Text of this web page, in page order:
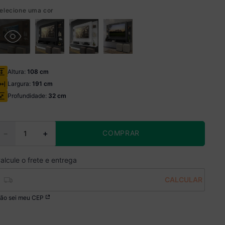
uma cor
Altura: 108 cm
Largura: 191 cm
Profundidade: 32 cm
＋
－ COMPRAR
sei meu CEP